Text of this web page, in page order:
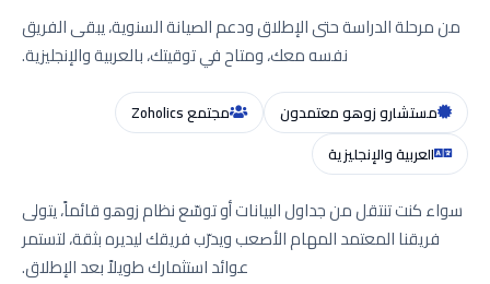
من مرحلة الدراسة حتى الإطلاق ودعم الصيانة السنوية، يبقى الفريق
نفسه معك، ومتاح في توقيتك، بالعربية والإنجليزية.
مستشارو زوهو معتمدون
مجتمع Zoholics
العربية والإنجليزية
سواء كنت تنتقل من جداول البيانات أو توسّع نظام زوهو قائماً، يتولى
فريقنا المعتمد المهام الأصعب ويدرّب فريقك ليديره بثقة، لتستمر
عوائد استثمارك طويلاً بعد الإطلاق.